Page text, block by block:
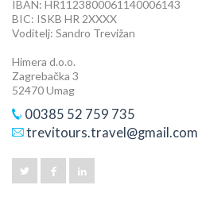
IBAN: HR1123800061140006143
BIC: ISKB HR 2XXXX
Voditelj: Sandro Trevižan
Himera d.o.o.
Zagrebačka 3
52470 Umag
00385 52 759 735
trevitours.travel@gmail.com